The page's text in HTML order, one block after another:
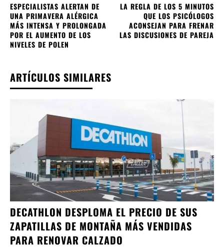
ESPECIALISTAS ALERTAN DE
UNA PRIMAVERA ALÉRGICA
MÁS INTENSA Y PROLONGADA
POR EL AUMENTO DE LOS
NIVELES DE POLEN
LA REGLA DE LOS 5 MINUTOS
QUE LOS PSICÓLOGOS
ACONSEJAN PARA FRENAR
LAS DISCUSIONES DE PAREJA
ARTÍCULOS SIMILARES
DECATHLON DESPLOMA EL PRECIO DE SUS
ZAPATILLAS DE MONTAÑA MÁS VENDIDAS
PARA RENOVAR CALZADO